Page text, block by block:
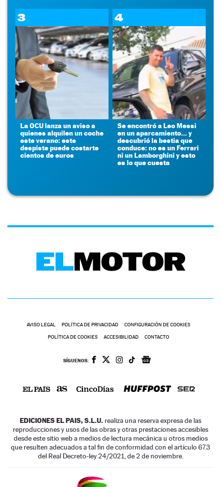
3
La OCU lanza un aviso a
quienes alquilen un coche
este verano: este
despiste puede costarte
cientos de euros
4
Se encontró a Leo Messi
en un aparcamiento... y
descubrió la bestia que
conduce: no es un Ferrari
ni un Lamborghini y esto
es lo que cuesta
AVISO LEGAL POLÍTICA DE PRIVACIDAD CONFIGURACIÓN DE COOKIES
POLÍTICA DE COOKIES ACCESIBILIDAD CONTACTO
SÍGUENOS:
EDICIONES EL PAIS, S.L.U. realiza una reserva expresa de las
reproducciones y usos de las obras y otras prestaciones accesibles
desde este sitio web a medios de lectura mecánica u otros medios
que resulten adecuados a tal fin de conformidad con el artículo 67.3
del Real Decreto-ley 24/2021, de 2 de noviembre.